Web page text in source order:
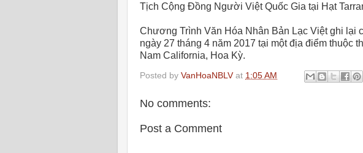
Tịch Cộng Đồng Người Việt Quốc Gia tại Hạt
Chương Trình Văn Hóa Nhân Bản Lạc Việt ghi lại
ngày 27 tháng 4 năm 2017 tại một địa điểm thuộc
Nam California, Hoa Kỳ.
Posted by VanHoaNBLV at 1:05 AM
No comments:
Post a Comment